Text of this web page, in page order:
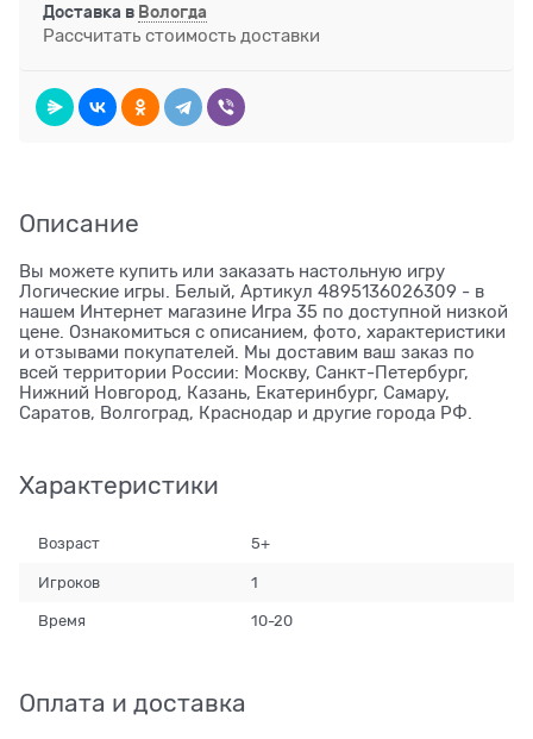
Доставка в Вологда
Рассчитать стоимость доставки
Описание
Вы можете купить или заказать настольную игру
Логические игры. Белый, Артикул 4895136026309 - в
нашем Интернет магазине Игра 35 по доступной низкой
цене. Ознакомиться с описанием, фото, характеристики
и отзывами покупателей. Мы доставим ваш заказ по
всей территории России: Москву, Санкт-Петербург,
Нижний Новгород, Казань, Екатеринбург, Самару,
Саратов, Волгоград, Краснодар и другие города РФ.
Характеристики
Возраст 5+
Игроков 1
Время 10-20
Оплата и доставка